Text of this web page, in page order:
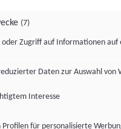
(7)
oder Zugriff auf Informationen auf
Daten zur Auswahl von
Interesse
Profilen für personalisierte